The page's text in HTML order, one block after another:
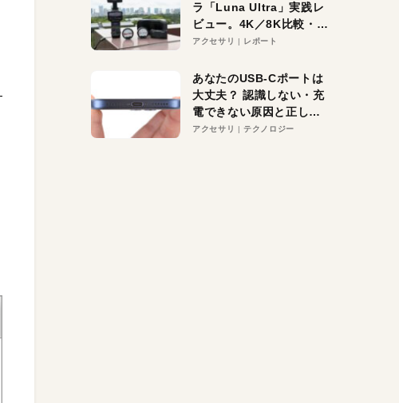
ラ「Luna Ultra」実践レ
ビュー。4K／8K比較・ズ
ーム・夜間撮影をチェッ
アクセサリ レポート
あなたのUSB-Cポートは
大丈夫？ 認識しない・充
電できない原因と正しい
対策
アクセサリ テクノロジー